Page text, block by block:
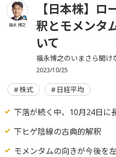
福永 博之
【日本株】
釈とモメンタ
いて
福永博之のいまさら聞け
2023/10/25
株式 日経平均
下落が続く中、10月24日に
下ヒゲ陰線の古典的解釈
モメンタムの向きが今後を